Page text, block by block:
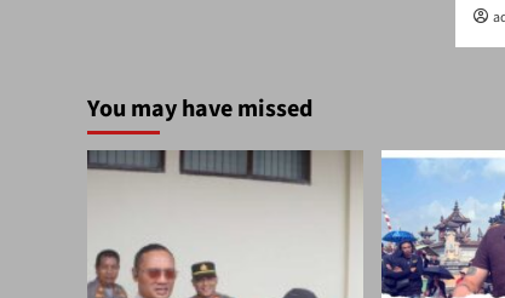
You may have missed